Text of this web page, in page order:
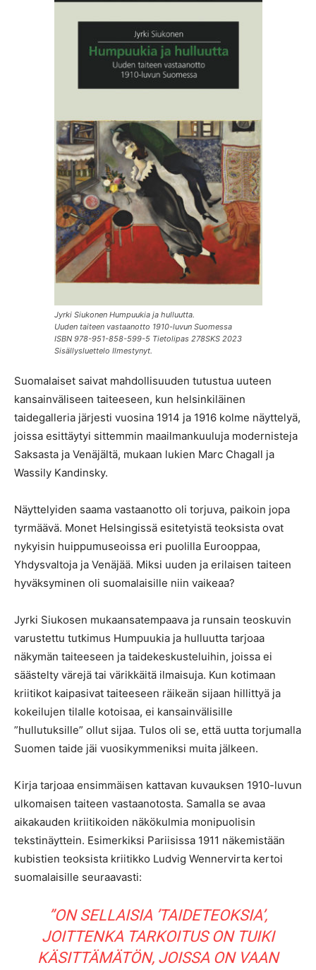
Jyrki Siukonen Humpuukia ja hulluutta.
Uuden taiteen vastaanotto 1910-luvun Suomessa
ISBN 978-951-858-599-5 Tietolipas 278SKS 2023
Sisällysluettelo Ilmestynyt.
Suomalaiset saivat mahdollisuuden tutustua uuteen
kansainväliseen taiteeseen, kun helsinkiläinen
taidegalleria järjesti vuosina 1914 ja 1916 kolme näyttelyä,
joissa esittäytyi sittemmin maailmankuuluja modernisteja
Saksasta ja Venäjältä, mukaan lukien Marc Chagall ja
Wassily Kandinsky.
Näyttelyiden saama vastaanotto oli torjuva, paikoin jopa
tyrmäävä. Monet Helsingissä esitetyistä teoksista ovat
nykyisin huippumuseoissa eri puolilla Eurooppaa,
Yhdysvaltoja ja Venäjää. Miksi uuden ja erilaisen taiteen
hyväksyminen oli suomalaisille niin vaikeaa?
Jyrki Siukosen mukaansatempaava ja runsain teoskuvin
varustettu tutkimus Humpuukia ja hulluutta tarjoaa
näkymän taiteeseen ja taidekeskusteluihin, joissa ei
säästelty värejä tai värikkäitä ilmaisuja. Kun kotimaan
kriitikot kaipasivat taiteeseen räikeän sijaan hillittyä ja
kokeilujen tilalle kotoisaa, ei kansainvälisille
”hullutuksille” ollut sijaa. Tulos oli se, että uutta torjumalla
Suomen taide jäi vuosikymmeniksi muita jälkeen.
Kirja tarjoaa ensimmäisen kattavan kuvauksen 1910-luvun
ulkomaisen taiteen vastaanotosta. Samalla se avaa
aikakauden kriitikoiden näkökulmia monipuolisin
tekstinäyttein. Esimerkiksi Pariisissa 1911 näkemistään
kubistien teoksista kriitikko Ludvig Wennervirta kertoi
suomalaisille seuraavasti:
”ON SELLAISIA ’TAIDETEOKSIA’,
JOITTENKA TARKOITUS ON TUIKI
KÄSITTÄMÄTÖN, JOISSA ON VAAN